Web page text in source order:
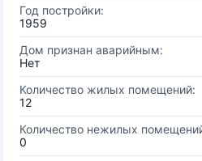
Год постройки:
1959
Дом признан аварийным:
Нет
Количество жилых помещений:
12
Количество нежилых
0